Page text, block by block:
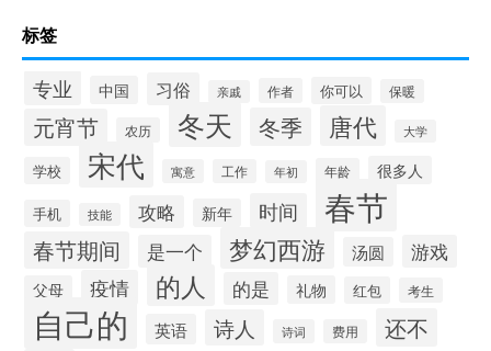
标签
专业 中国 习俗 亲戚 作者 你可以 保暖
元宵节 农历 冬天 冬季 唐代 大学
学校 宋代 寓意 工作 年初 年龄 很多人
手机 技能 攻略 新年 时间 春节
春节期间 是一个 梦幻西游 汤圆 游戏
父母 疫情 的人 的是 礼物 红包 考生
自己的 英语 诗人 诗词 费用 还不